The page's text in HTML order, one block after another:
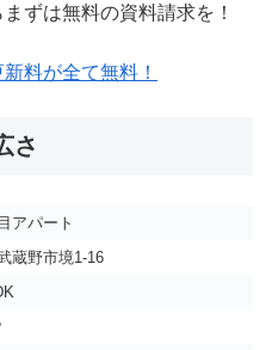
ずは無料の資料請求を！
料が全て無料！
さ
アパート
蔵野市境1-16